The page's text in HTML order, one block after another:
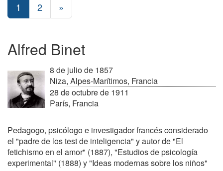
1 2 »
Alfred Binet
8 de julio de 1857
Niza, Alpes-Marítimos, Francia
28 de octubre de 1911
París, Francia
Pedagogo, psicólogo e investigador francés considerado
el "padre de los test de inteligencia" y autor de "El
fetichismo en el amor" (1887), "Estudios de psicología
experimental" (1888) y "Ideas modernas sobre los niños"